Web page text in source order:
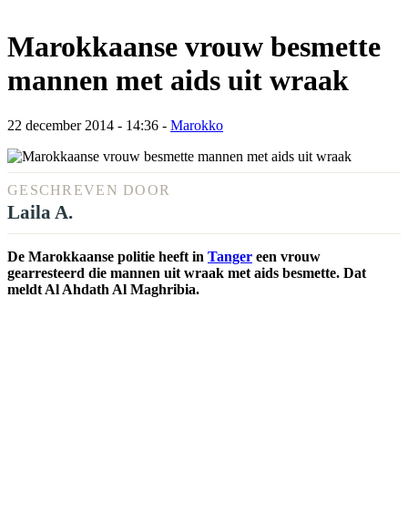
Marokkaanse vrouw besmette
mannen met aids uit wraak
22 december 2014 - 14:36 - Marokko
GESCHREVEN DOOR
Laila A.
De Marokkaanse politie heeft in Tanger een vrouw
gearresteerd die mannen uit wraak met aids besmette. Dat
meldt Al Ahdath Al Maghribia.